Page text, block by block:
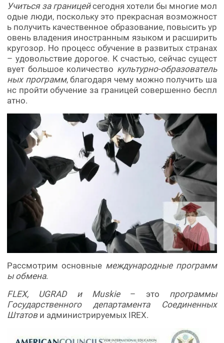
Учиться за границейсегодня хотели бы многие мол
одые люди, поскольку это прекрасная возможност
ь получить качественное образование, повысить ур
овень владения иностранным языком и расширить
кругозор. Но процесс обучение в развитых странах
– удовольствие дорогое. К счастью, сейчас сущест
вует большое количество культурно-образователь
ных программ, благодаря чему можно получить ша
нс пройти обучение за границей совершенно беспл
атно.
Рассмотрим основные международные программ
ы обмена.
FLEX, UGRAD и Muskie– это программы
Государственного департамента Соединенных
Штатови администрируемых IREX.